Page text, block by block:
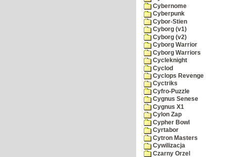
Cybernome
Cyberpunk
Cybor-Stien
Cyborg (v1)
Cyborg (v2)
Cyborg Warrior
Cyborg Warriors
Cycleknight
Cyclod
Cyclops Revenge
Cyctriks
Cyfro-Puzzle
Cygnus Senese
Cygnus X1
Cylon Zap
Cypher Bowl
Cyrtabor
Cytron Masters
Cywilizacja
Czarny Orzel